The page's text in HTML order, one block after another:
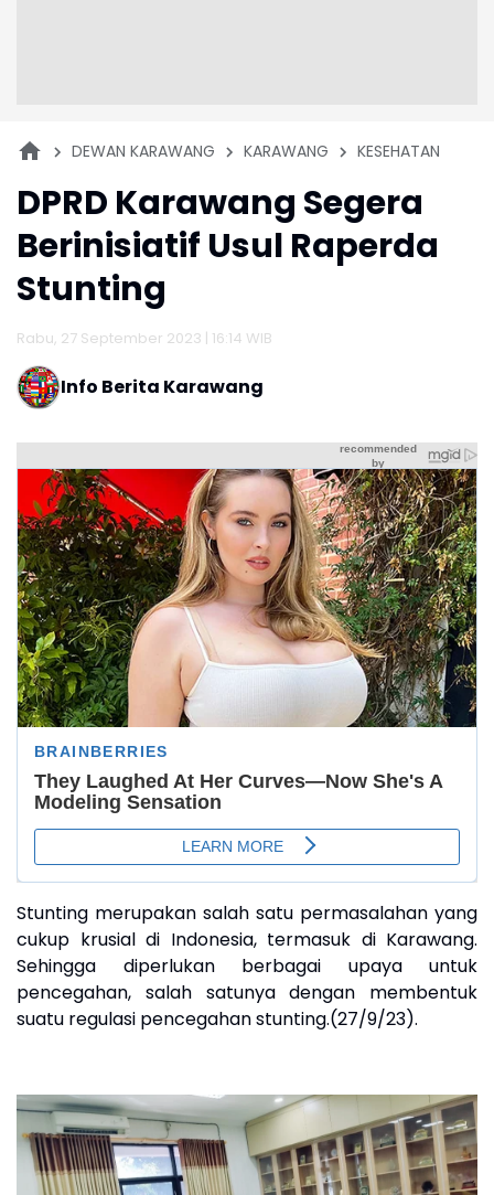
DEWAN KARAWANG KARAWANG KESEHATAN
DPRD Karawang Segera
Berinisiatif Usul Raperda
Stunting
Rabu, 27 September 2023 | 16:14 WIB
Info Berita Karawang
Stunting merupakan salah satu permasalahan yang
cukup krusial di Indonesia, termasuk di Karawang.
Sehingga diperlukan berbagai upaya untuk
pencegahan, salah satunya dengan membentuk
suatu regulasi pencegahan stunting.(27/9/23).